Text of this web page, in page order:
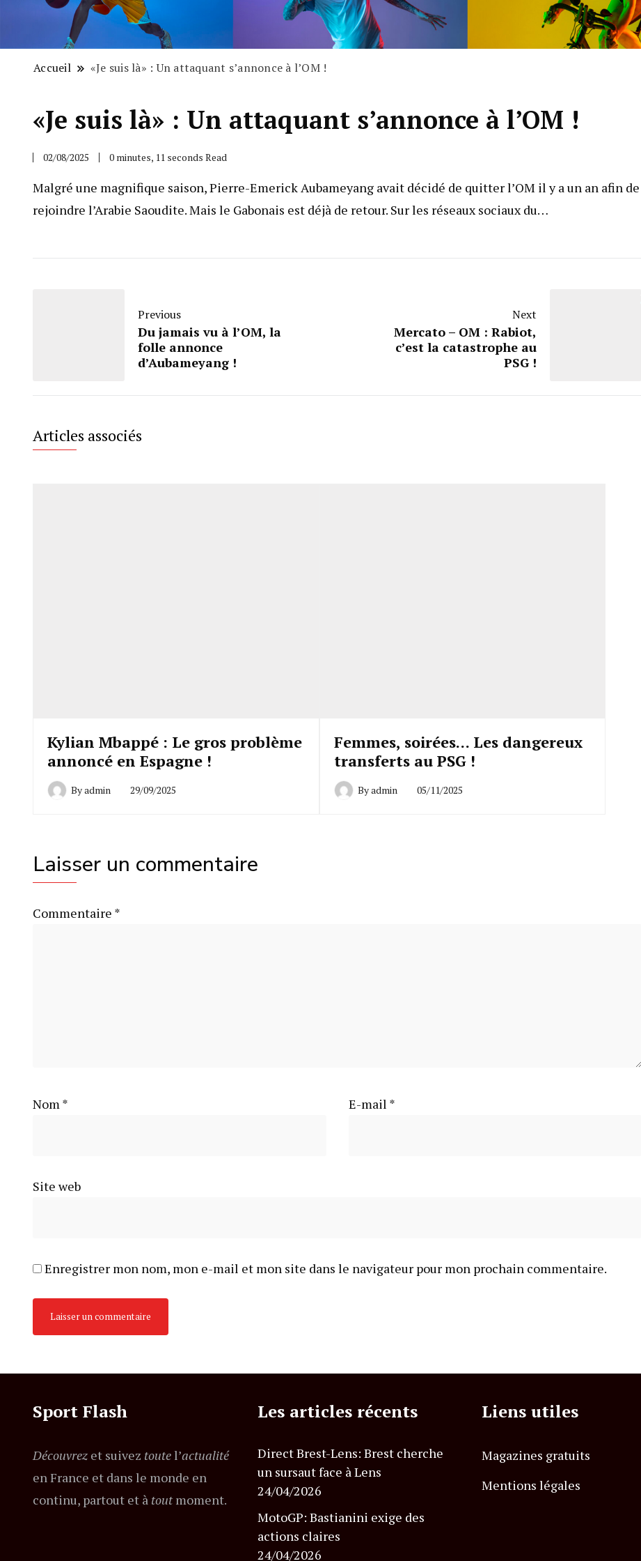
Accueil «Je suis là» : Un attaquant s’annonce à l’OM !
«Je suis là» : Un attaquant s’annonce à l’OM !
02/08/2025 0 minutes, 11 seconds Read
Malgré une magnifique saison, Pierre-Emerick Aubameyang avait décidé de quitter l’OM il y a un an afin de
rejoindre l’Arabie Saoudite. Mais le Gabonais est déjà de retour. Sur les réseaux sociaux du…
Previous
Du jamais vu à l’OM, la
folle annonce
d’Aubameyang !
Next
Mercato – OM : Rabiot,
c’est la catastrophe au
PSG !
Articles associés
Kylian Mbappé : Le gros problème
annoncé en Espagne !
Byadmin 29/09/2025
Femmes, soirées… Les dangereux
transferts au PSG !
Byadmin 05/11/2025
Laisser un commentaire
Commentaire *
Nom* E-mail *
Site web
Enregistrer mon nom, mon e-mail et mon site dans le navigateur pour mon prochain commentaire.
Sport Flash
Découvrez et suivez toutel’actualité
en France et dans le monde en
continu, partout et à toutmoment.
Les articles récents
Direct Brest-Lens: Brest cherche
un sursaut face à Lens
24/04/2026
MotoGP: Bastianini exige des
actions claires
24/04/2026
Liens utiles
Magazines gratuits
Mentions légales